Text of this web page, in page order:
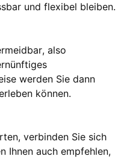
und flexibel bleiben.
also
werden Sie dann
können.
verbinden Sie sich
Ihnen auch empfehlen,